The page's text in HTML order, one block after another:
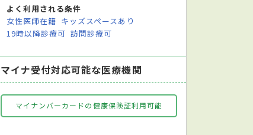
よく利用される条件
女性医師在籍 キッズスペースあり
19時以降診療可 訪問診療可
マイナ受付対応可能な医療機関
マイナンバーカードの健康保険証利用可能